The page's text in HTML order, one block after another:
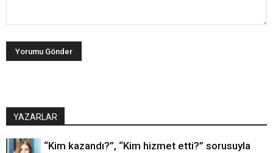
YAZARLAR
“Kim kazandı?”, “Kim hizmet etti?” sorusuyla